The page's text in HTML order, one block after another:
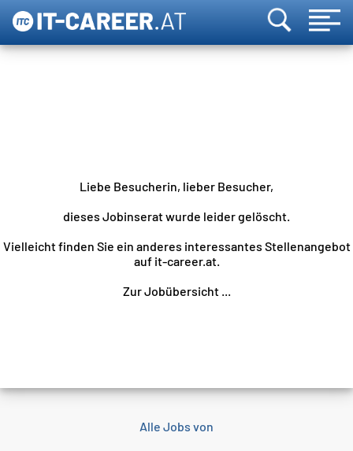
Liebe Besucherin, lieber Besucher,
dieses Jobinserat wurde leider gelöscht.
Vielleicht finden Sie ein anderes interessantes Stellenangebot
auf it-career.at.
Zur Jobübersicht ...
Alle Jobs von